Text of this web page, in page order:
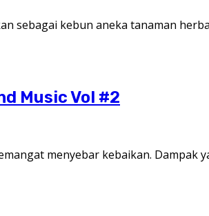
sebagai kebun aneka tanaman
Music Vol #2
menyebar kebaikan. Dampak